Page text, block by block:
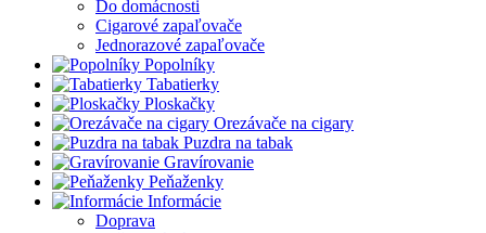
Do domácnosti
Cigarové zapaľovače
Jednorazové zapaľovače
Popolníky
Tabatierky
Ploskačky
Orezávače na cigary
Puzdra na tabak
Gravírovanie
Peňaženky
Informácie
Doprava